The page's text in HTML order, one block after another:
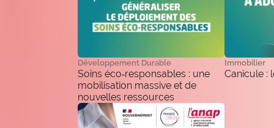
Urgences
Développement Durable
Soins éco‑responsables : une
mobilisation massive et de
nouvelles ressources
Immobilier
Canicule :